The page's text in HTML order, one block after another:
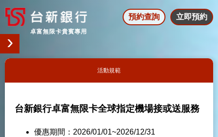
預約查詢 立即預約
活動規範
台新銀行卓富無限卡全球指定機場接或送服務
優惠期間：2026/01/01~2026/12/31